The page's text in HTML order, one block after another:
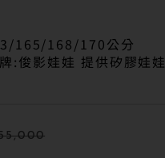
165/168/170公分
:俊影娃娃 提供矽膠娃娃